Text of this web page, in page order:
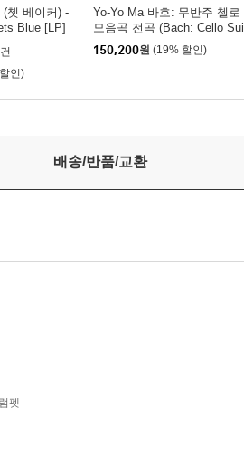
쳇 베이커) -
Blue [LP]
인)
Yo-Yo Ma 바흐: 무반주 첼로
모음곡 전곡 (Bach: Cello Sui
tes BWV 1007-1012) [픽쳐디
스크 3LP]
150,200원 (19% 할인)
to Heaven [LP]
배송/반품/교환
펫